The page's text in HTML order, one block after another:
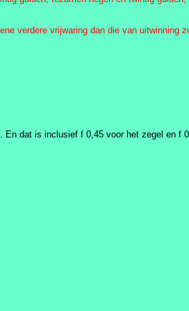
verdere vrijwaring dan die van uitwinning
dat is inclusief f 0,45 voor het zegel en f